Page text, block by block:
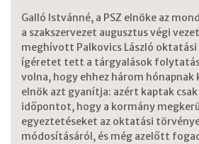
Galló Istvánné, a PSZ elnöke az
a szakszervezet augusztus végi
meghívott Palkovics László
ígéretet tett a tárgyalások
volna, hogy ehhez három hónapnak
elnök azt gyanítja: azért kaptak
időpontot, hogy a kormány
egyeztetéseket az oktatási
módosításáról, és még azelőtt